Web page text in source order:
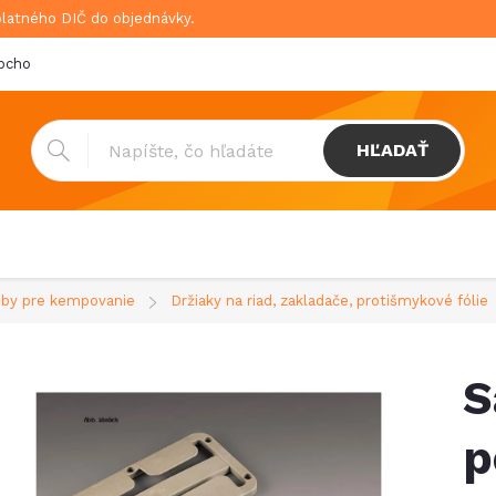
DIČ do objednávky.
podmienky
HĽADAŤ
pre kempovanie Držiaky na riad, zakladače, protišmykové fólie